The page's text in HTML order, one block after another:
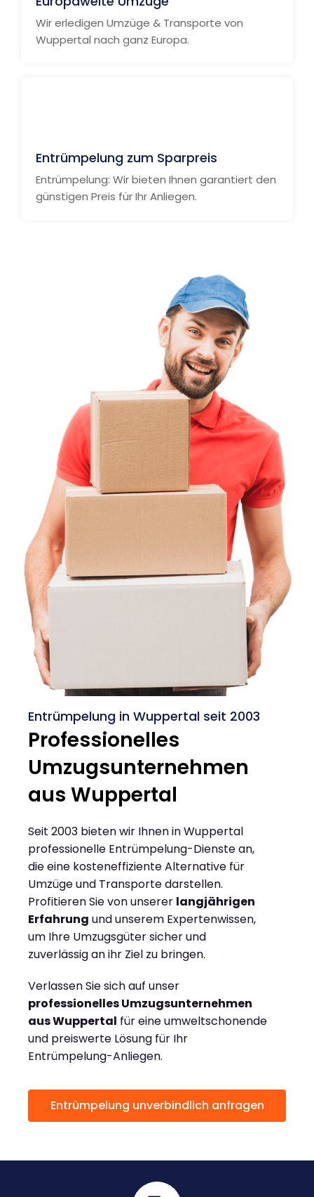
Wir erledigen Umzüge & Transporte von
Wuppertal nach ganz Europa.
Entrümpelung zum Sparpreis
Entrümpelung: Wir bieten Ihnen garantiert den
günstigen Preis für Ihr Anliegen.
Entrümpelung in Wuppertal seit 2003
Professionelles
Umzugsunternehmen
aus Wuppertal
Seit 2003 bieten wir Ihnen in Wuppertal
professionelle Entrümpelung-Dienste an,
die eine kosteneffiziente Alternative für
Umzüge und Transporte darstellen.
Profitieren Sie von unserer langjährigen
Erfahrung und unserem Expertenwissen,
um Ihre Umzugsgüter sicher und
zuverlässig an ihr Ziel zu bringen.
Verlassen Sie sich auf unser
professionelles Umzugsunternehmen
aus Wuppertal für eine umweltschonende
und preiswerte Lösung für Ihr
Entrümpelung-Anliegen.
Entrümpelung unverbindlich anfragen